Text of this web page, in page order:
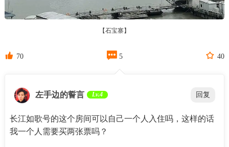
【石宝寨】
 70  5  40
左手边的誓言 Lv.4 回复
长江如歌号的这个房间可以自己一个人入住吗，这样的话
我一个人需要买两张票吗？